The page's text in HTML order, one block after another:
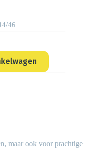
46
maar ook voor prachtige